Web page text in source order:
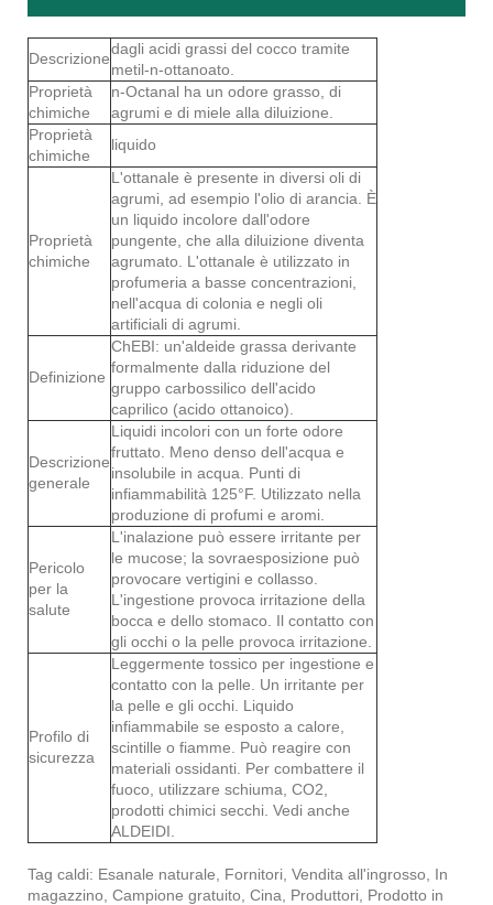
Descrizione
dagli acidi grassi del cocco tramite
metil-n-ottanoato.
Proprietà
chimiche
n-Octanal ha un odore grasso, di
agrumi e di miele alla diluizione.
Proprietà
chimiche
liquido
Proprietà
chimiche
L'ottanale è presente in diversi oli di
agrumi, ad esempio l'olio di arancia. È
un liquido incolore dall'odore
pungente, che alla diluizione diventa
agrumato. L'ottanale è utilizzato in
profumeria a basse concentrazioni,
nell'acqua di colonia e negli oli
artificiali di agrumi.
Definizione
ChEBI: un'aldeide grassa derivante
formalmente dalla riduzione del
gruppo carbossilico dell'acido
caprilico (acido ottanoico).
Descrizione
generale
Liquidi incolori con un forte odore
fruttato. Meno denso dell'acqua e
insolubile in acqua. Punti di
infiammabilità 125°F. Utilizzato nella
produzione di profumi e aromi.
Pericolo
per la
salute
L'inalazione può essere irritante per
le mucose; la sovraesposizione può
provocare vertigini e collasso.
L'ingestione provoca irritazione della
bocca e dello stomaco. Il contatto con
gli occhi o la pelle provoca irritazione.
Profilo di
sicurezza
Leggermente tossico per ingestione e
contatto con la pelle. Un irritante per
la pelle e gli occhi. Liquido
infiammabile se esposto a calore,
scintille o fiamme. Può reagire con
materiali ossidanti. Per combattere il
fuoco, utilizzare schiuma, CO2,
prodotti chimici secchi. Vedi anche
ALDEIDI.
Tag caldi: Esanale naturale, Fornitori, Vendita all'ingrosso, In
magazzino, Campione gratuito, Cina, Produttori, Prodotto in